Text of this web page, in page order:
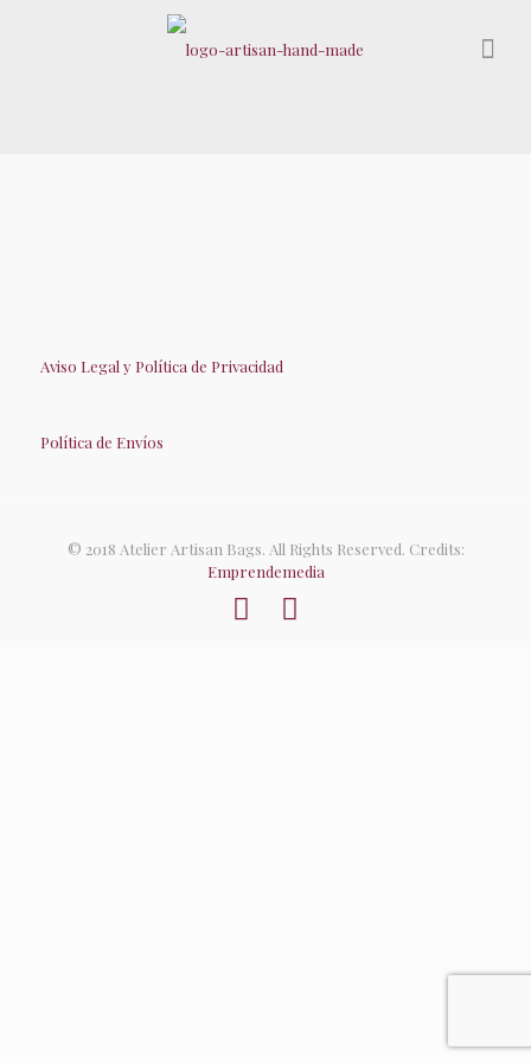
Aviso Legal y Política de Privacidad
Política de Envíos
© 2018 Atelier Artisan Bags. All Rights Reserved. Credits:
Emprendemedia